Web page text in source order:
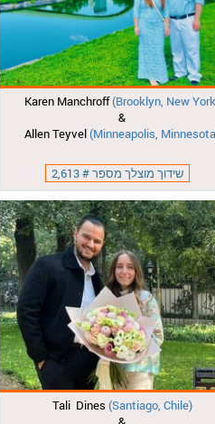
Karen Manchroff(brooklyn, New
&
Allen Teyvel(Minneapolis,
שידוך מוצלך מספר # 2,613
Tali Dines (Santiago, Chile)